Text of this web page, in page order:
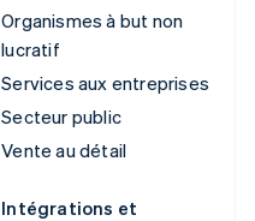
Organismes à but non
lucratif
Services aux entreprises
Secteur public
Vente au détail
Intégrations et